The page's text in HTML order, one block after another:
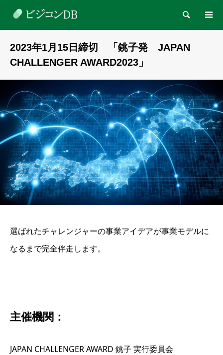
検索
2023年1月15日締切 「銚子発 JAPAN
CHALLENGER AWARD2023」
選ばれたチャレンジャーの事業アイデアが事業モデルに
なるまで完全伴走します。
主催機関：
JAPAN CHALLENGER AWARD 銚子 実行委員会